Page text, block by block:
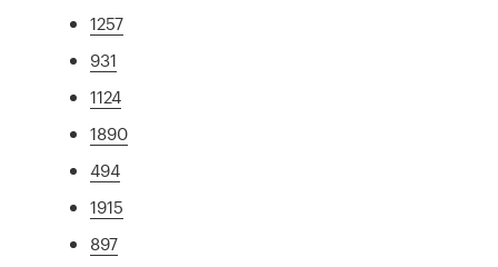
1257
931
1124
1890
494
1915
897